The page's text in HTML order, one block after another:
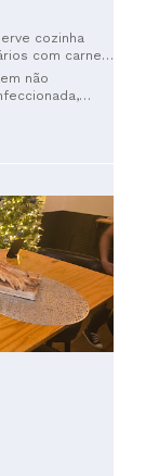
cozinha
com carne
do
cordial e
o menu tende a
não
a semana.